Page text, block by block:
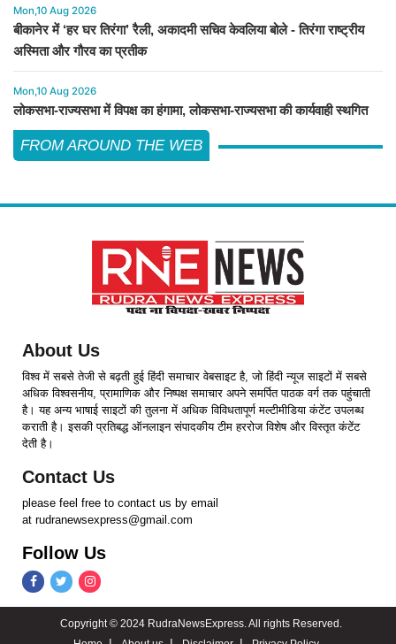
Mon,10 Aug 2026
बीकानेर में ‘हर घर तिरंगा’ रैली, अकादमी सचिव केवलिया बोले - तिरंगा राष्ट्रीय
अस्मिता और गौरव का प्रतीक
Mon,10 Aug 2026
लोकसभा-राज्यसभा में विपक्ष का हंगामा, लोकसभा-राज्यसभा की कार्यवाही स्थगित
FROM AROUND THE WEB
About Us
विश्व में सबसे तेजी से बढ़ती हुई हिंदी समाचार वेबसाइट है, जो हिंदी न्यूज साइटों में सबसे
अधिक विश्वसनीय, प्रामाणिक और निष्पक्ष समाचार अपने समर्पित पाठक वर्ग तक पहुंचाती
है। यह अन्य भाषाई साइटों की तुलना में अधिक विविधतापूर्ण मल्टीमीडिया कंटेंट उपलब्ध
कराती है। इसकी प्रतिबद्ध ऑनलाइन संपादकीय टीम हररोज विशेष और विस्तृत कंटेंट
देती है।
Contact Us
please feel free to contact us by email
at rudranewsexpress@gmail.com
Follow Us
Copyright © 2024 RudraNewsExpress. All rights Reserved.